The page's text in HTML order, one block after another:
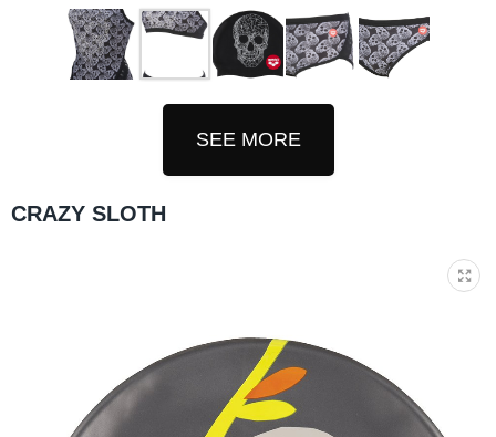
SEE MORE
CRAZY SLOTH